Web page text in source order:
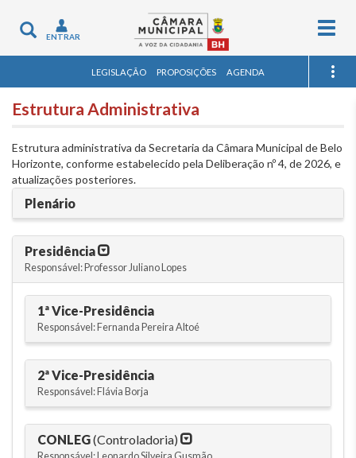
Toggle
navigation
ENTRAR
LEGISLAÇÃO PROPOSIÇÕES AGENDA
Estrutura Administrativa
Estrutura administrativa da Secretaria da Câmara Municipal de Belo
Horizonte, conforme estabelecido pela Deliberação nº 4, de 2026, e
atualizações posteriores.
Plenário
Presidência
Responsável: Professor Juliano Lopes
1ª Vice-Presidência
Responsável: Fernanda Pereira Altoé
2ª Vice-Presidência
Responsável: Flávia Borja
CONLEG(Controladoria)